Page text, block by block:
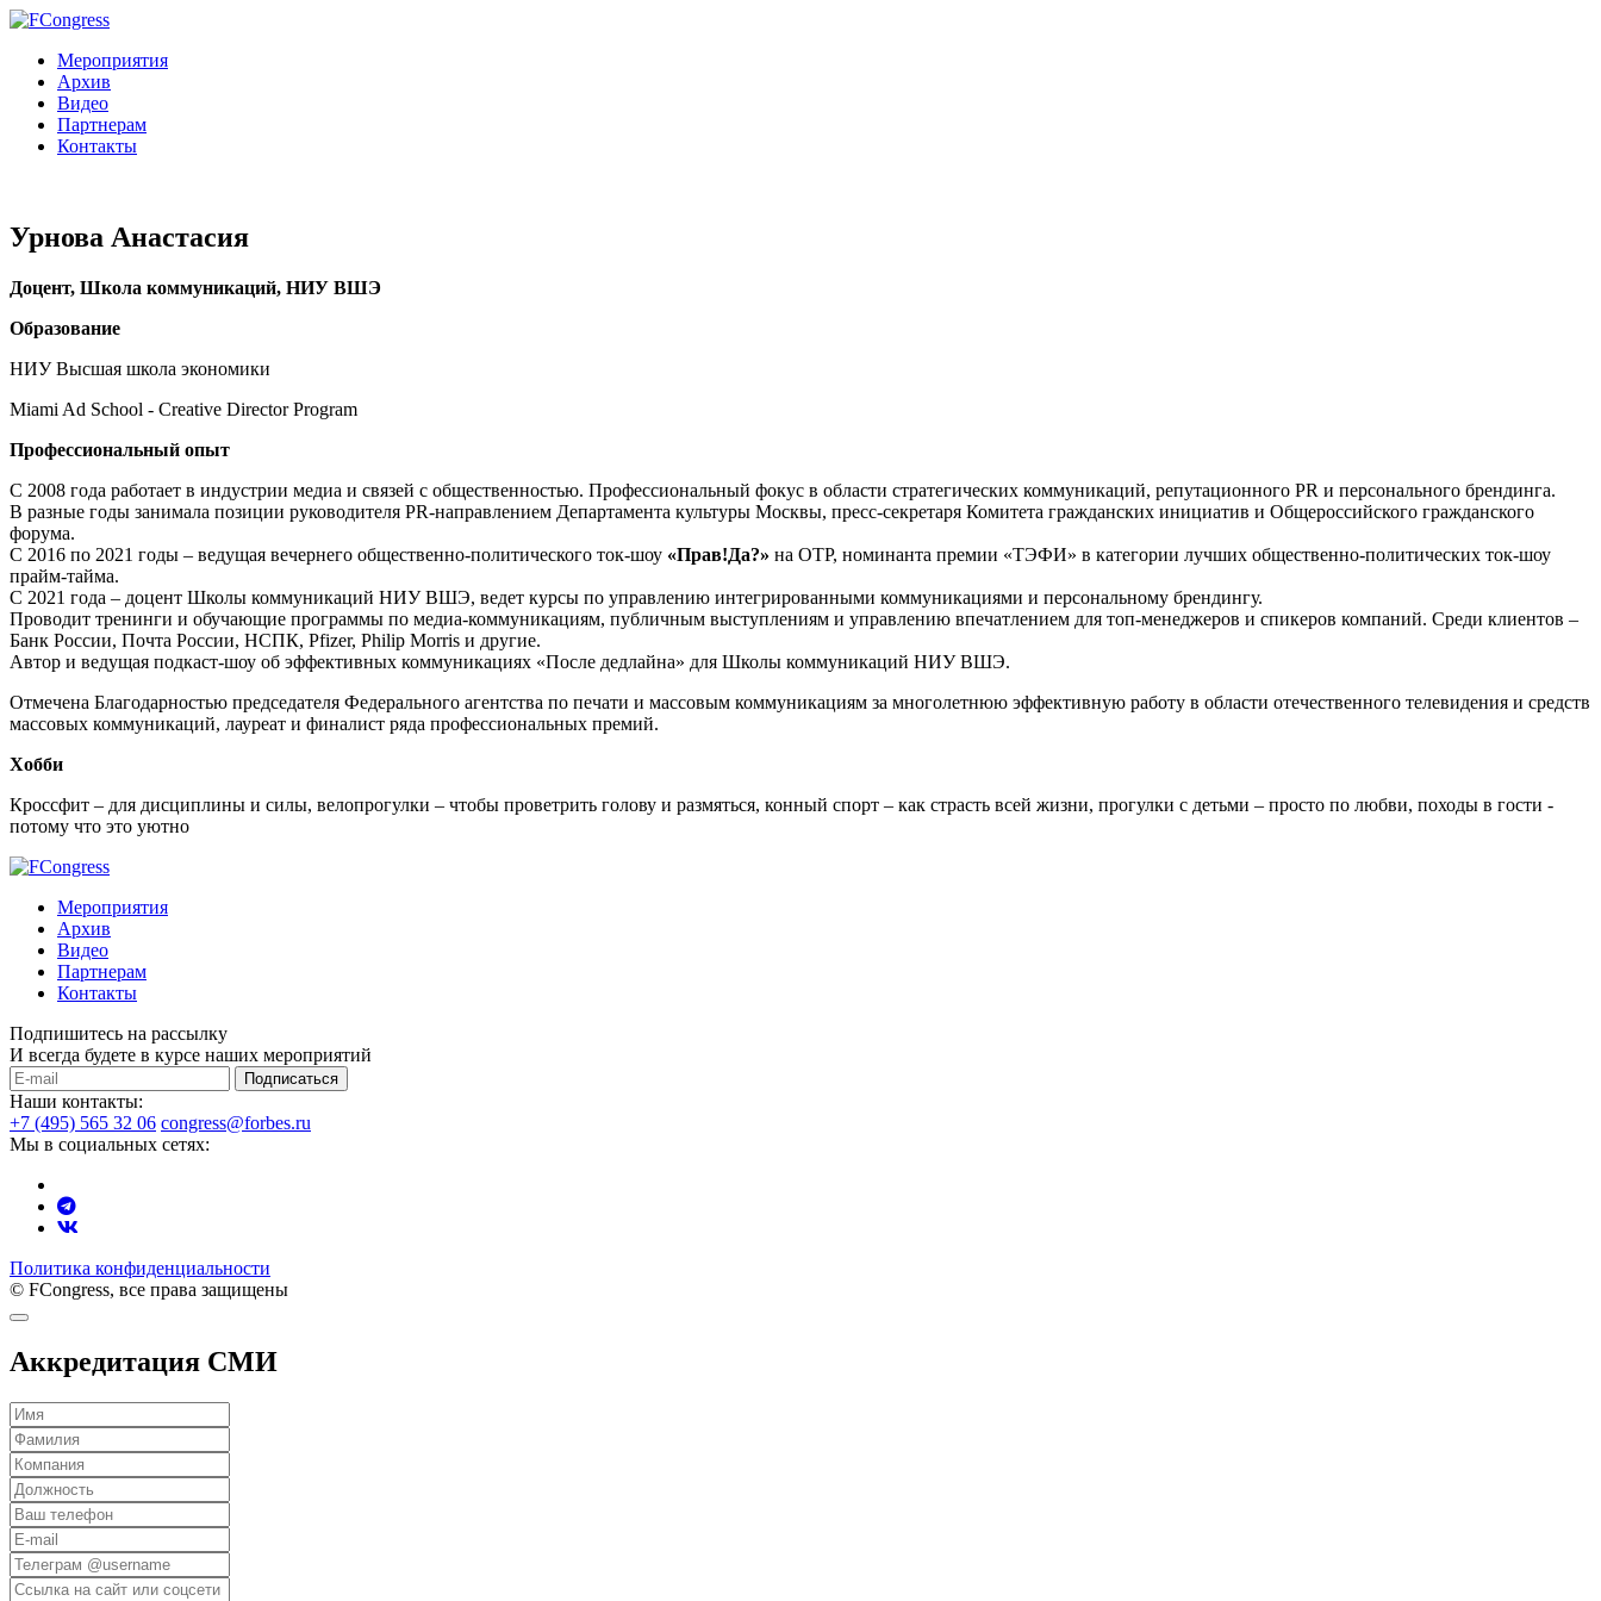
Мероприятия
Архив
Видео
Партнерам
Контакты
Урнова Анастасия
Доцент, Школа коммуникаций, НИУ ВШЭ
Образование
НИУ Высшая школа экономики
Miami Ad School - Creative Director Program
Профессиональный опыт
С 2008 года работает в индустрии медиа и связей с общественностью. Профессиональный фокус в области стратегических коммуникаций, репутационного PR и персонального брендинга.
В разные годы занимала позиции руководителя PR-направлением Департамента культуры Москвы, пресс-секретаря Комитета гражданских инициатив и Общероссийского гражданского
форума.
С 2016 по 2021 годы – ведущая вечернего общественно-политического ток-шоу «Прав!Да?» на ОТР, номинанта премии «ТЭФИ» в категории лучших общественно-политических ток-шоу
прайм-тайма.
С 2021 года – доцент Школы коммуникаций НИУ ВШЭ, ведет курсы по управлению интегрированными коммуникациями и персональному брендингу.
Проводит тренинги и обучающие программы по медиа-коммуникациям, публичным выступлениям и управлению впечатлением для топ-менеджеров и спикеров компаний. Среди клиентов –
Банк России, Почта России, НСПК, Pfizer, Philip Morris и другие.
Автор и ведущая подкаст-шоу об эффективных коммуникациях «После дедлайна» для Школы коммуникаций НИУ ВШЭ.
Отмечена Благодарностью председателя Федерального агентства по печати и массовым коммуникациям за многолетнюю эффективную работу в области отечественного телевидения и средств
массовых коммуникаций, лауреат и финалист ряда профессиональных премий.
Хобби
Кроссфит – для дисциплины и силы, велопрогулки – чтобы проветрить голову и размяться, конный спорт – как страсть всей жизни, прогулки с детьми – просто по любви, походы в гости -
потому что это уютно
Мероприятия
Архив
Видео
Партнерам
Контакты
Подпишитесь на рассылку
И всегда будете в курсе наших мероприятий
Подписаться
Наши контакты:
+7 (495) 565 32 06 congress@forbes.ru
Мы в социальных сетях:
Политика конфиденциальности
© FCongress, все права защищены
Аккредитация СМИ